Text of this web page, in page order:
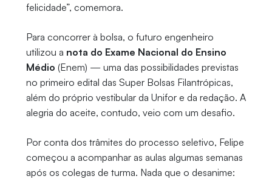
felicidade”, comemora.
Para concorrer à bolsa, o futuro engenheiro
utilizou a nota do Exame Nacional do Ensino
Médio (Enem) — uma das possibilidades previstas
no primeiro edital das Super Bolsas Filantrópicas,
além do próprio vestibular da Unifor e da redação. A
alegria do aceite, contudo, veio com um desafio.
Por conta dos trâmites do processo seletivo, Felipe
começou a acompanhar as aulas algumas semanas
após os colegas de turma. Nada que o desanime: